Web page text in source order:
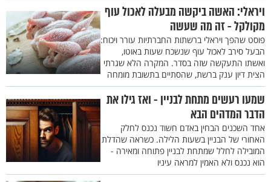
ויראלי: האשה ביקשה מבעלה לאכול עוף
מקולקל - זה מה שעשה
פוסט שהפך ויראלי ברשתות החברתיות עורר ויכוח:
הבעל סירב לאכול עוף שנשכח שעות באוטו,
ואשתו התעקשה שזה בסדר. המקרה הלא שגרתי
הצית דיון ענק ברשת, שהסתיים בתשובת מומחה
שמעו רעשים מתחת לבניין - ואז גילו את
הדבר המדהים הבא
אחד השכנים הבחין באדם חשוד נכנס לחלק
האחורי של הבניין בשעות הלילה. כשראה שהדלת
המובילה לחלל שמתחת לבניין פתוחה ומאירה -
הוא נכנס ולא האמין למראה עיניו